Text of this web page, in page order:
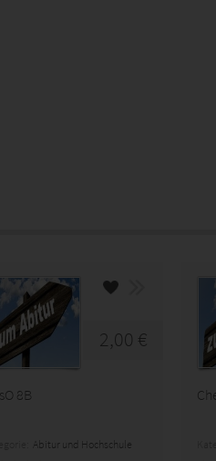
2,00 €
8B
Abitur und Hochschule